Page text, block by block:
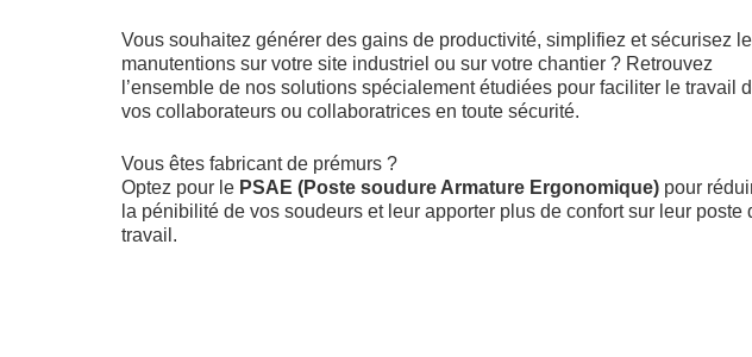
Vous souhaitez générer des gains de productivité, simplifiez et sécurisez
manutentions sur votre site industriel ou sur votre chantier ? Retrouvez
l’ensemble de nos solutions spécialement étudiées pour faciliter le travail
vos collaborateurs ou collaboratrices en toute sécurité.
Vous êtes fabricant de prémurs ?
Optez pour le PSAE (Poste soudure Armature Ergonomique) pour
la pénibilité de vos soudeurs et leur apporter plus de confort sur leur poste
travail.